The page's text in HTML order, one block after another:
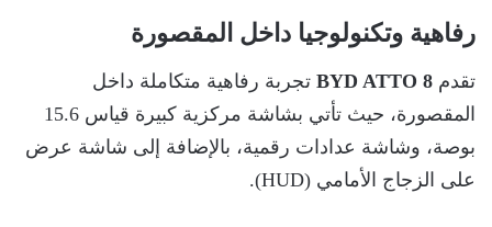
رفاهية وتكنولوجيا داخل المقصورة
تقدم BYD ATTO 8 تجربة رفاهية متكاملة داخل
المقصورة، حيث تأتي بشاشة مركزية كبيرة قياس 15.6
بوصة، وشاشة عدادات رقمية، بالإضافة إلى شاشة عرض
على الزجاج الأمامي (HUD).